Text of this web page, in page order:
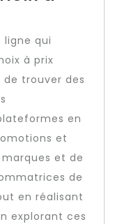
ligne qui
à prix
trouver des
en
et
et de
de
en réalisant
explorant ces